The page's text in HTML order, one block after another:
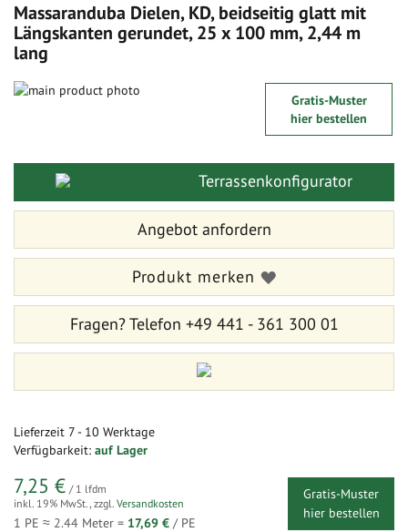
Massaranduba Dielen, KD, beidseitig glatt mit
Längskanten gerundet, 25 x 100 mm, 2,44 m
lang
Lieferzeit 7 - 10 Werktage
Verfügbarkeit: auf Lager
7,25 € / 1 lfdm
inkl. 19% MwSt., zzgl. Versandkosten
1 PE ≈ 2.44 Meter = 17,69 € / PE
Gratis-Muster
hier bestellen
Gratis-Muster
hier bestellen
Zum
springen
Bildergalerie
springen
Terrassenkonfigurator
Angebot anfordern
Produkt merken
Fragen?Telefon +49 441 - 361 300 01